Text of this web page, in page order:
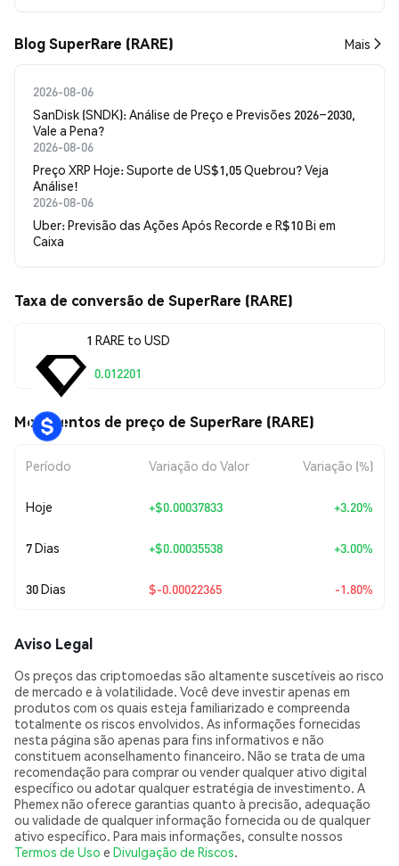
Blog SuperRare (RARE) Mais
2026-08-06
SanDisk (SNDK): Análise de Preço e Previsões 2026–2030,
Vale a Pena?
2026-08-06
Preço XRP Hoje: Suporte de US$1,05 Quebrou? Veja
Análise!
2026-08-06
Uber: Previsão das Ações Após Recorde e R$10 Bi em
Caixa
Taxa de conversão de SuperRare (RARE)
1 RARE to USD
$0.012201
Movimentos de preço de SuperRare (RARE)
Período Variação do Valor Variação (%)
Hoje +$0.00037833 +3.20%
7 Dias +$0.00035538 +3.00%
30 Dias $-0.00022365 -1.80%
Aviso Legal
Os preços das criptomoedas são altamente suscetíveis ao risco
de mercado e à volatilidade. Você deve investir apenas em
produtos com os quais esteja familiarizado e compreenda
totalmente os riscos envolvidos. As informações fornecidas
nesta página são apenas para fins informativos e não
constituem aconselhamento financeiro. Não se trata de uma
recomendação para comprar ou vender qualquer ativo digital
específico ou adotar qualquer estratégia de investimento. A
Phemex não oferece garantias quanto à precisão, adequação
ou validade de qualquer informação fornecida ou de qualquer
ativo específico. Para mais informações, consulte nossos
Termos de Uso e Divulgação de Riscos.